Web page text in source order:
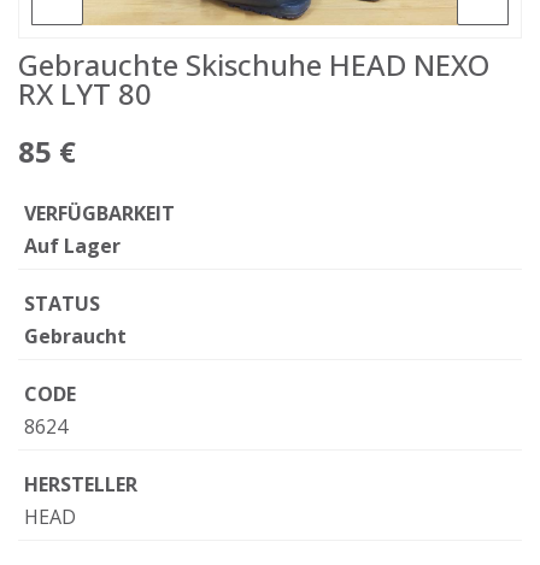
Gebrauchte Skischuhe HEAD NEXO
RX LYT 80
85 €
VERFÜGBARKEIT
Auf Lager
STATUS
Gebraucht
CODE
8624
HERSTELLER
HEAD